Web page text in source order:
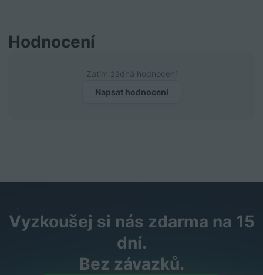
Hodnocení
Zatím žádná hodnocení
Napsat hodnocení
Vyzkoušej si nás zdarma na 15
dní.
Bez závazků.